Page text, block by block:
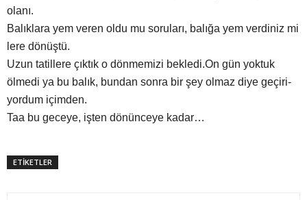
olanı.
Balıklara yem veren oldu mu soruları, balığa yem verdiniz mi
lere dönüştü.
Uzun tatillere çıktık o dönmemizi bekledi.On gün yoktuk
ölmedi ya bu balık, bundan sonra bir şey olmaz diye geçiri-
yordum içimden.
Taa bu geceye, işten dönünceye kadar…
ETİKETLER